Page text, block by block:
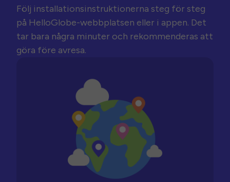
Följ installationsinstruktionerna steg för steg
på HelloGlobe-webbplatsen eller i appen. Det
tar bara några minuter och rekommenderas att
göra före avresa.